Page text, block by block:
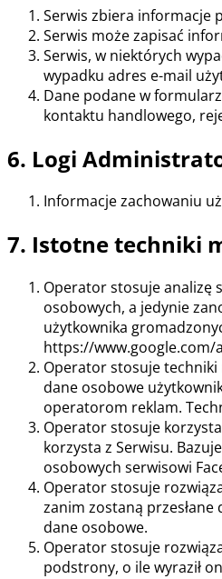
Serwis zbiera informacje
Serwis może zapisać
Serwis, w niektórych
wypadku adres e-mail
Dane podane w
kontaktu handlowego,
6. Logi
Informacje zachowaniu
7. Istotne techniki
Operator stosuje analizę
osobowych, a jedynie
użytkownika
https://
Operator stosuje techniki
dane osobowe
operatorom reklam.
Operator stosuje
korzysta z Serwisu.
osobowych serwisowi
Operator stosuje
zanim zostaną
dane osobowe.
Operator stosuje
podstrony, o ile wyraził